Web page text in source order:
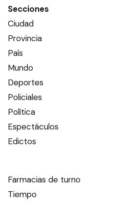
Secciones
Ciudad
Provincia
País
Mundo
Deportes
Policiales
Política
Espectáculos
Edictos
Farmacias de turno
Tiempo